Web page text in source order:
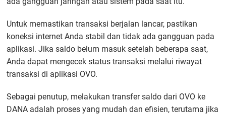
Untuk memastikan transaksi berjalan lancar, pastikan
koneksi internet Anda stabil dan tidak ada gangguan pada
aplikasi. Jika saldo belum masuk setelah beberapa saat,
Anda dapat mengecek status transaksi melalui riwayat
transaksi di aplikasi OVO.
Sebagai penutup, melakukan transfer saldo dari OVO ke
DANA adalah proses yang mudah dan efisien, terutama jika